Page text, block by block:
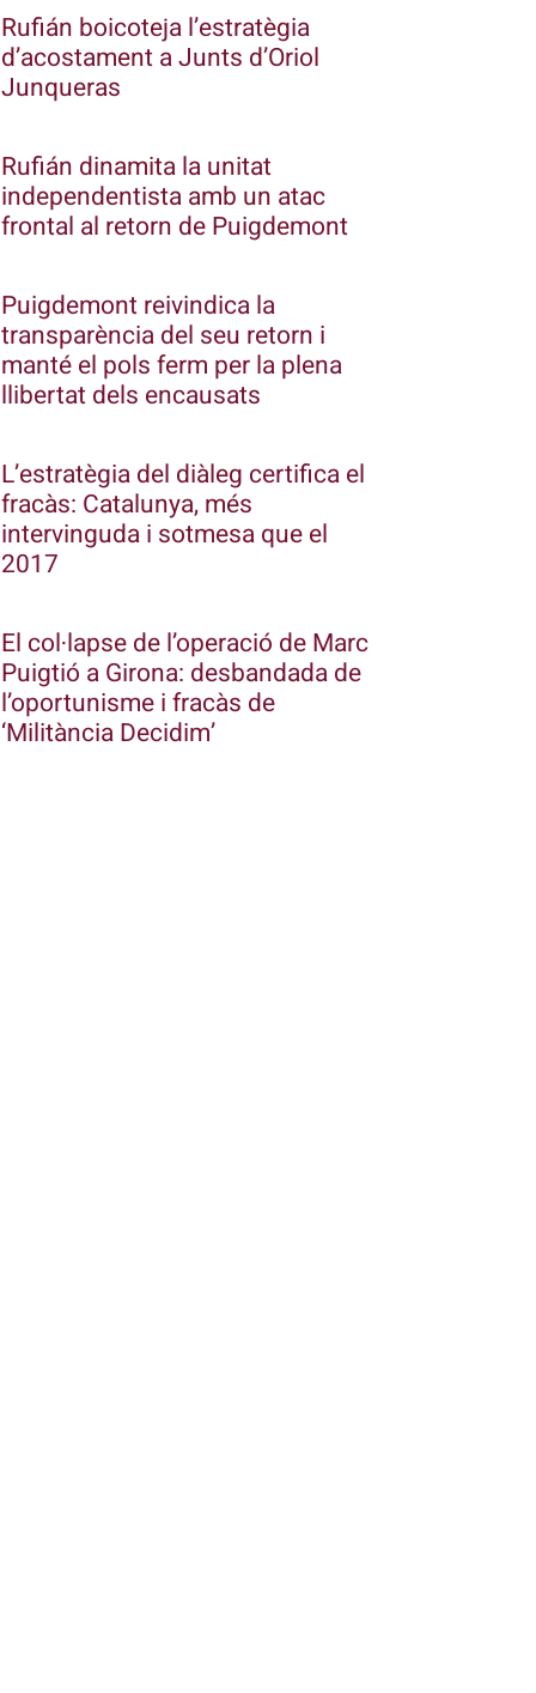
Rufián boicoteja l’estratègia
d’acostament a Junts d’Oriol
Junqueras
Rufián dinamita la unitat
independentista amb un atac
frontal al retorn de Puigdemont
Puigdemont reivindica la
transparència del seu retorn i
manté el pols ferm per la plena
llibertat dels encausats
L’estratègia del diàleg certifica el
fracàs: Catalunya, més
intervinguda i sotmesa que el
2017
El col·lapse de l’operació de Marc
Puigtió a Girona: desbandada de
l’oportunisme i fracàs de
‘Militància Decidim’